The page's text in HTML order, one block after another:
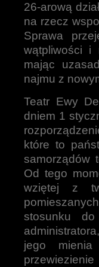
26-arową
na rzecz
Sprawa
wątpliwości i
mając
najmu z
Teatr Ewy
dniem 1
które to
samorządów
Od tego
wziętej z
stosunku
jego